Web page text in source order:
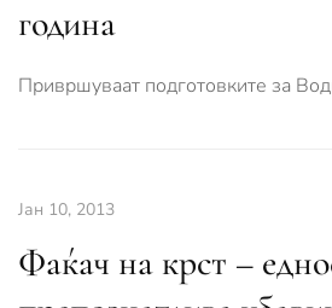
година
Привршуваат подготовките за
Јан 10, 2013
Фаќач на крст –